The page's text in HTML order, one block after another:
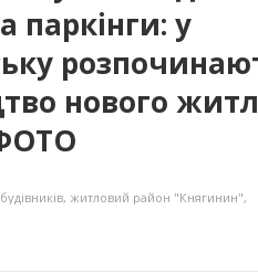
паркінги: у
нового
, житловий район "Княгинин",